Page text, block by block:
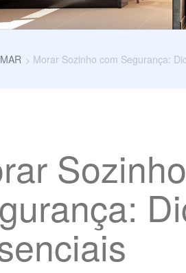
Morar Sozinho com Segurança: